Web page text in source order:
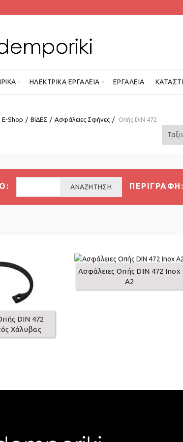
ΗΛΕΚΤΡΙΚΆ ΕΡΓΑΛΕΊΑ ΕΡΓΑΛΕΊΑ
E-Shop ΒΙΔΕΣ Ασφάλειες Σφήνες Οπής DIN 472
ΑΝΑΖΉΤΗΣΗ ΠΕΡΙΓΡΑΦΗ:
DIN 472
Χάλυβας
Ασφάλειες Οπής DIN 472 Inox
A2